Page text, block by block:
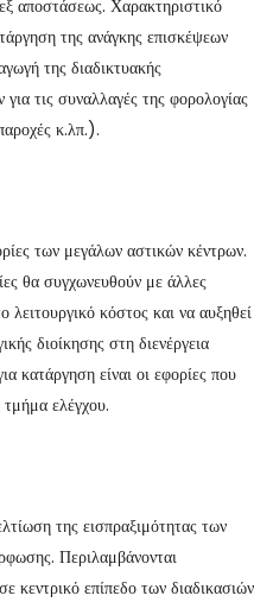
αποστάσεως. Χαρακτηριστικό
της ανάγκης επισκέψεων
της διαδικτυακής
τις συναλλαγές της φορολογίας
κ.λπ.).
των μεγάλων αστικών κέντρων.
θα συγχωνευθούν με άλλες
λειτουργικό κόστος και να αυξηθεί
διοίκησης στη διενέργεια
κατάργηση είναι οι εφορίες που
ελέγχου.
της εισπραξιμότητας των
Περιλαμβάνονται
κεντρικό επίπεδο των διαδικασιών